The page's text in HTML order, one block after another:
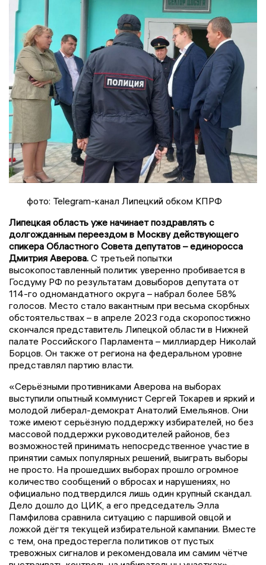
фото: Telegram-канал Липецкий обком КПРФ
Липецкая область уже начинает поздравлять с
долгожданным переездом в Москву действующего
спикера Областного Совета депутатов – единоросса
Дмитрия Аверова. С третьей попытки
высокопоставленный политик уверенно пробивается в
Госдуму РФ по результатам довыборов депутата от
114-го одномандатного округа – набрал более 58%
голосов. Место стало вакантным при весьма скорбных
обстоятельствах – в апреле 2023 года скоропостижно
скончался представитель Липецкой области в Нижней
палате Российского Парламента – миллиардер Николай
Борцов. Он также от региона на федеральном уровне
представлял партию власти.
«Серьёзными противниками Аверова на выборах
выступили опытный коммунист Сергей Токарев и яркий и
молодой либерал-демократ Анатолий Емельянов. Они
тоже имеют серьёзную поддержку избирателей, но без
массовой поддержки руководителей районов, без
возможностей принимать непосредственное участие в
принятии самых популярных решений, выиграть выборы
не просто. На прошедших выборах прошло огромное
количество сообщений о вбросах и нарушениях, но
официально подтвердился лишь один крупный скандал.
Дело дошло до ЦИК, а его председатель Элла
Памфилова сравнила ситуацию с паршивой овцой и
ложкой дёгтя текущей избирательной кампании. Вместе
с тем, она предостерегла политиков от пустых
тревожных сигналов и рекомендовала им самим чётче